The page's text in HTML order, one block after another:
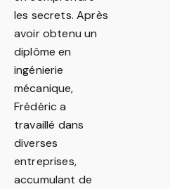
les secrets. Après
avoir obtenu un
diplôme en
ingénierie
mécanique,
Frédéric a
travaillé dans
diverses
entreprises,
accumulant de